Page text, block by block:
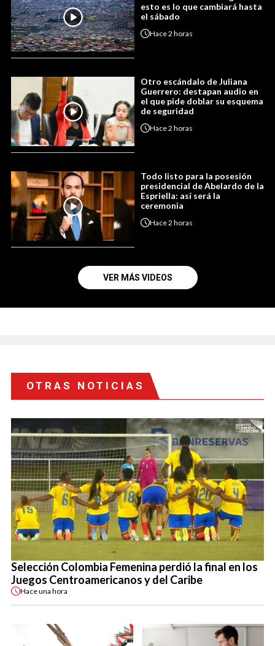
esto es lo que cambiará hasta
el sábado
Hace2 horas
Otro escándalo de Juliana
Guerrero: destapan audio en
el que pide doblar su esquema
de seguridad
Hace2 horas
Todo listo para la posesión
presidencial de Abelardo de la
Espriella: así será la
ceremonia
Hace2 horas
VER MÁS VIDEOS
OTRAS NOTICIAS
Selección Colombia Femenina perdió la final en los
Juegos Centroamericanos y del Caribe
Haceuna hora